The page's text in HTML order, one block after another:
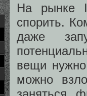
На рынке
спорить.
даже
вещи
можно